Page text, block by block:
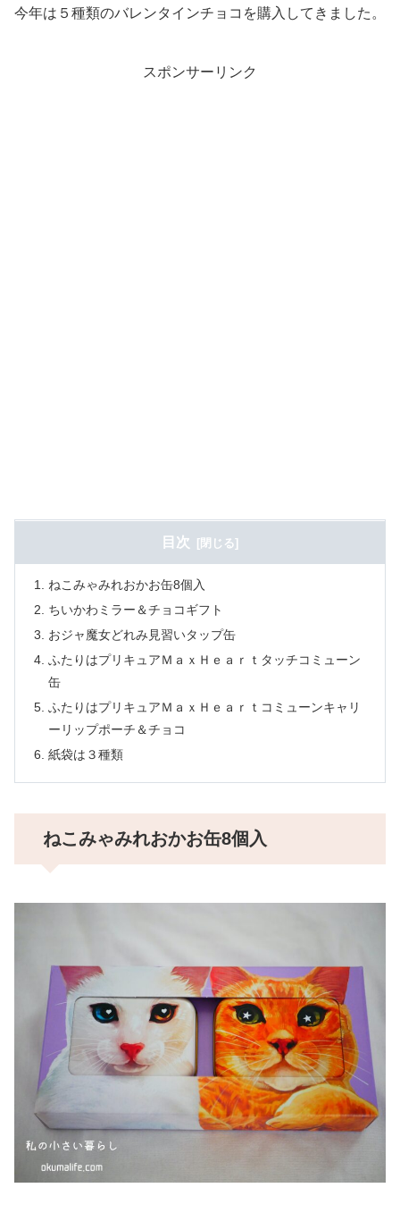
今年は５種類のバレンタインチョコを購入してきました。
スポンサーリンク
目次
ねこみゃみれおかお缶8個入
ちいかわミラー＆チョコギフト
おジャ魔女どれみ見習いタップ缶
ふたりはプリキュアＭａｘＨｅａｒｔタッチコミューン
缶
ふたりはプリキュアＭａｘＨｅａｒｔコミューンキャリ
ーリップポーチ＆チョコ
紙袋は３種類
ねこみゃみれおかお缶8個入